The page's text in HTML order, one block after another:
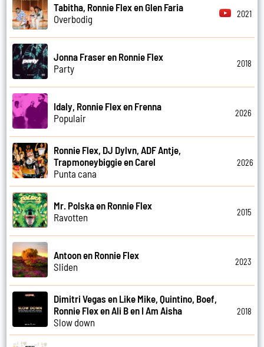
Tabitha, Ronnie Flex en Glen Faria
Overbodig
2021
Jonna Fraser en Ronnie Flex
Party
2018
Idaly, Ronnie Flex en Frenna
Populair
2026
Ronnie Flex, DJ Dylvn, ADF Antje,
Trapmoneybiggie en Carel
Punta cana
2026
Mr. Polska en Ronnie Flex
Ravotten
2015
Antoon en Ronnie Flex
Sliden
2023
Dimitri Vegas en Like Mike, Quintino, Boef,
Ronnie Flex en Ali B en I Am Aisha
Slow down
2018